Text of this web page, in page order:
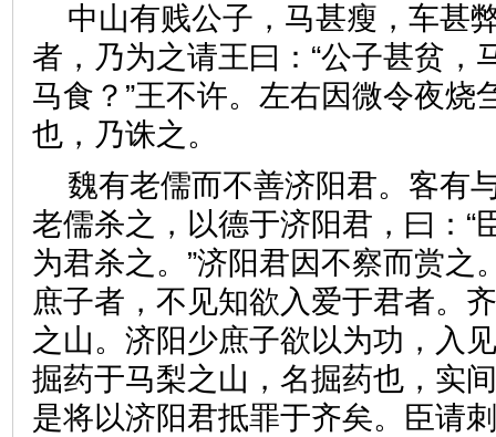
中山有贱公子，马甚瘦，车甚
者，乃为之请王曰：“公子甚贫，
马食？”王不许。左右因微令夜烧
也，乃诛之。
魏有老儒而不善济阳君。客有
老儒杀之，以德于济阳君，曰：“
为君杀之。”济阳君因不察而赏之
庶子者，不见知欲入爱于君者。
之山。济阳少庶子欲以为功，入
掘药于马梨之山，名掘药也，实
是将以济阳君抵罪于齐矣。臣请